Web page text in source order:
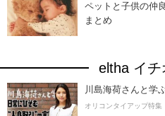
ペットと子供の仲
まとめ
eltha イチ
川島海荷さんと学
オリコンタイアップ特集